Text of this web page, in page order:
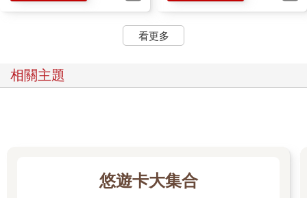
看更多
相關主題
悠遊卡大集合